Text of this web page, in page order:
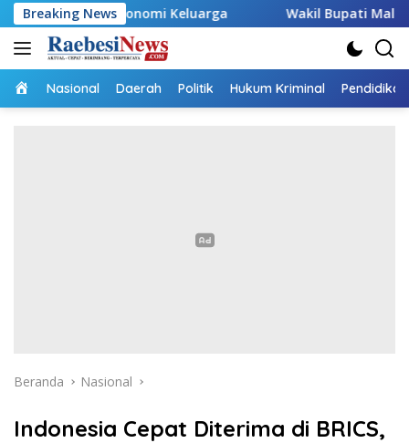
Langsung
ke
konten
Breaking News
Keluarga Wakil Bupati Malaka HMS Tinjau
Home
Nasional Daerah Politik Hukum Kriminal Pendidikan
Beranda Nasional
Indonesia Cepat Diterima di BRICS,